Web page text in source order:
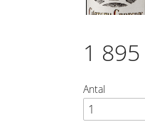
1 895
Antal